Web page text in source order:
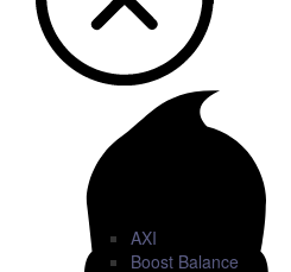
AXI
Boost Balance